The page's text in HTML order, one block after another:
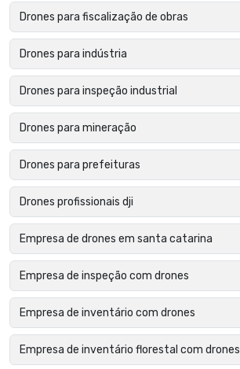
Drones para fiscalização de obras
Drones para indústria
Drones para inspeção industrial
Drones para mineração
Drones para prefeituras
Drones profissionais dji
Empresa de drones em santa catarina
Empresa de inspeção com drones
Empresa de inventário com drones
Empresa de inventário florestal com drones